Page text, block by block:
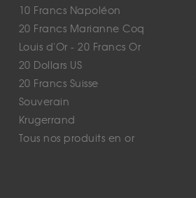
10 Francs Napoléon
20 Francs Marianne Coq
Louis d'Or - 20 Francs Or
20 Dollars US
20 Francs Suisse
Souverain
Krugerrand
Tous nos produits en or